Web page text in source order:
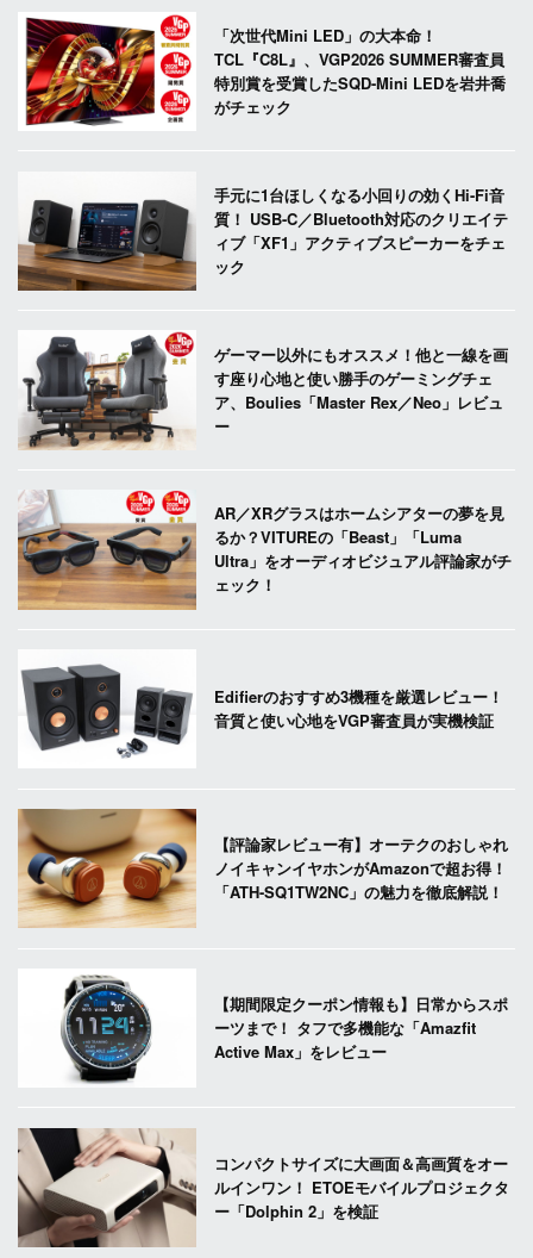
「次世代Mini LED」の大本命！
TCL『C8L』、VGP2026 SUMMER審査員
特別賞を受賞したSQD-Mini LEDを岩井喬
がチェック
手元に1台ほしくなる小回りの効くHi-Fi音
質！ USB-C／Bluetooth対応のクリエイテ
ィブ「XF1」アクティブスピーカーをチェ
ック
ゲーマー以外にもオススメ！他と一線を画
す座り心地と使い勝手のゲーミングチェ
ア、Boulies「Master Rex／Neo」レビュ
ー
AR／XRグラスはホームシアターの夢を見
るか？VITUREの「Beast」「Luma
Ultra」をオーディオビジュアル評論家がチ
ェック！
Edifierのおすすめ3機種を厳選レビュー！
音質と使い心地をVGP審査員が実機検証
【評論家レビュー有】オーテクのおしゃれ
ノイキャンイヤホンがAmazonで超お得！
「ATH-SQ1TW2NC」の魅力を徹底解説！
【期間限定クーポン情報も】日常からスポ
ーツまで！ タフで多機能な「Amazfit
Active Max」をレビュー
コンパクトサイズに大画面＆高画質をオー
ルインワン！ ETOEモバイルプロジェクタ
ー「Dolphin 2」を検証